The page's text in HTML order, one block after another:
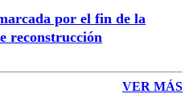
por el fin de la
reconstrucción
VER MÁS